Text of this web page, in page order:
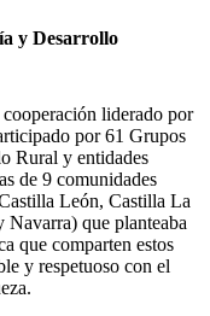
y Desarrollo
liderado por
por 61 Grupos
Rural y entidades
de 9 comunidades
León, Castilla La
que planteaba
que comparten estos
y respetuoso con el